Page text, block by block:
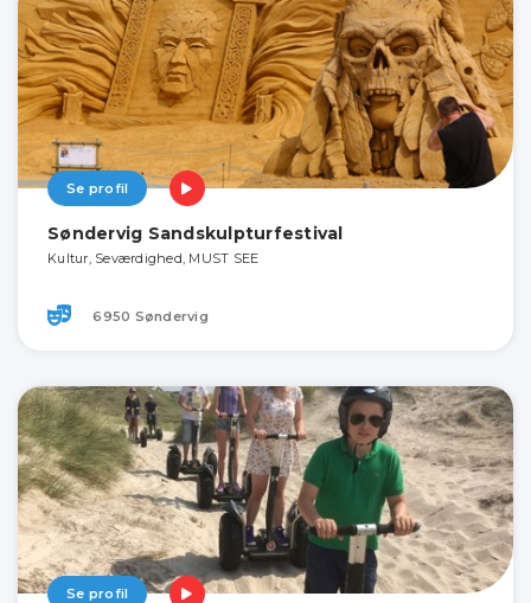
Se profil
Søndervig Sandskulpturfestival
Kultur, Seværdighed, MUST SEE
6950 Søndervig
Se profil